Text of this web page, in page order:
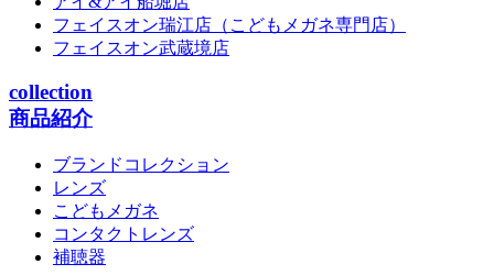
フェイスオン瑞江店 （こどもメガネ専門店）
フェイスオン武蔵境店
collection
商品紹介
ブランドコレクション
レンズ
こどもメガネ
コンタクトレンズ
補聴器